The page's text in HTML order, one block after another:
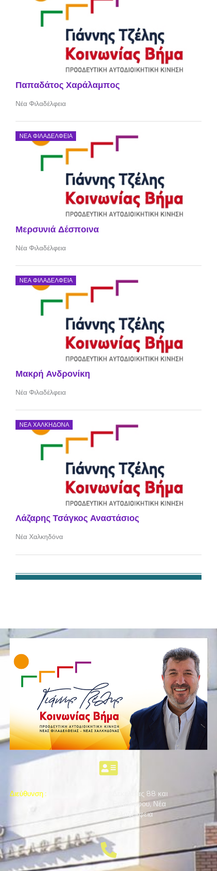
Παπαδάτος Χαράλαμπος
Νέα Φιλαδέλφεια
ΝΈΑ ΦΙΛΑΔΈΛΦΕΙΑ
Μερσυνιά Δέσποινα
Νέα Φιλαδέλφεια
ΝΈΑ ΦΙΛΑΔΈΛΦΕΙΑ
Μακρή Ανδρονίκη
Νέα Φιλαδέλφεια
ΝΈΑ ΧΑΛΚΗΔΌΝΑ
Λάζαρης Τσάγκος Αναστάσιος
Νέα Χαλκηδόνα
Διεύθυνση :
Δεκελείας 88 και
Επταλόφου, Νέα
Φιλαδέλφεια